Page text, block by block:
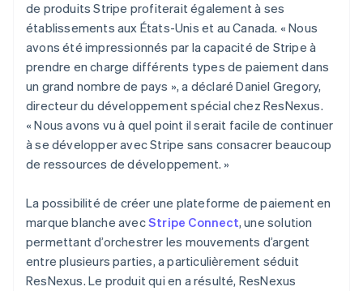
de produits Stripe profiterait également à ses
établissements aux États-Unis et au Canada. « Nous
avons été impressionnés par la capacité de Stripe à
prendre en charge différents types de paiement dans
un grand nombre de pays », a déclaré Daniel Gregory,
directeur du développement spécial chez ResNexus.
« Nous avons vu à quel point il serait facile de continuer
à se développer avec Stripe sans consacrer beaucoup
de ressources de développement. »
La possibilité de créer une plateforme de paiement en
marque blanche avecStripe Connect, une solution
permettant d’orchestrer les mouvements d’argent
entre plusieurs parties, a particulièrement séduit
ResNexus. Le produit qui en a résulté, ResNexus